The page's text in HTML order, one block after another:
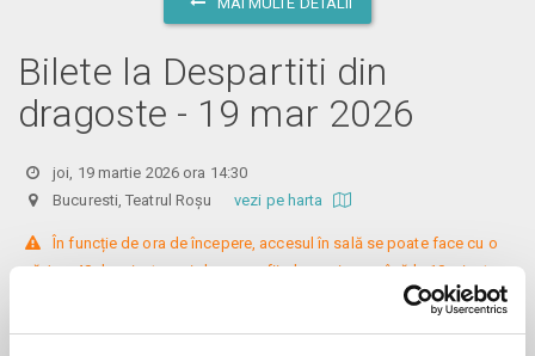
Bilete la Despartiti din
dragoste - 19 mar 2026
joi, 19 martie 2026 ora 14:30
Bucuresti, Teatrul Roșu vezi pe harta
În funcție de ora de începere, accesul în sală se poate face cu o
oră / cu 40 de minute mai devreme, fiind permis cu până la 10 minute
înainte de spectacol. Așezarea se realizează la mese de 2 (nr. limitat), 3